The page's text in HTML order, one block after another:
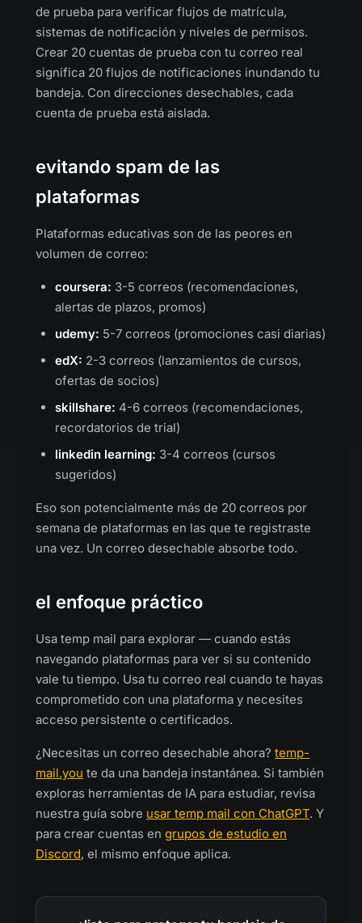
de prueba para verificar flujos de matrícula,
sistemas de notificación y niveles de permisos.
Crear 20 cuentas de prueba con tu correo real
significa 20 flujos de notificaciones inundando tu
bandeja. Con direcciones desechables, cada
cuenta de prueba está aislada.
evitando spam de las
plataformas
Plataformas educativas son de las peores en
volumen de correo:
coursera: 3-5 correos (recomendaciones,
alertas de plazos, promos)
udemy: 5-7 correos (promociones casi diarias)
edX: 2-3 correos (lanzamientos de cursos,
ofertas de socios)
skillshare: 4-6 correos (recomendaciones,
recordatorios de trial)
linkedin learning: 3-4 correos (cursos
sugeridos)
Eso son potencialmente más de 20 correos por
semana de plataformas en las que te registraste
una vez. Un correo desechable absorbe todo.
el enfoque práctico
Usa temp mail para explorar — cuando estás
navegando plataformas para ver si su contenido
vale tu tiempo. Usa tu correo real cuando te hayas
comprometido con una plataforma y necesites
acceso persistente o certificados.
¿Necesitas un correo desechable ahora? temp-
mail.you te da una bandeja instantánea. Si también
exploras herramientas de IA para estudiar, revisa
nuestra guía sobre usar temp mail con ChatGPT. Y
para crear cuentas en grupos de estudio en
Discord, el mismo enfoque aplica.